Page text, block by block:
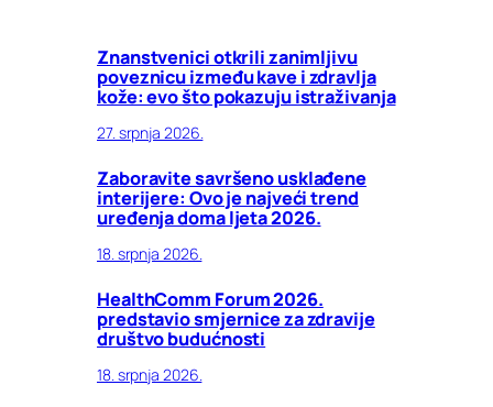
Znanstvenici otkrili zanimljivu
poveznicu između kave i zdravlja
kože: evo što pokazuju istraživanja
27. srpnja 2026.
Zaboravite savršeno usklađene
interijere: Ovo je najveći trend
uređenja doma ljeta 2026.
18. srpnja 2026.
HealthComm Forum 2026.
predstavio smjernice za zdravije
društvo budućnosti
18. srpnja 2026.